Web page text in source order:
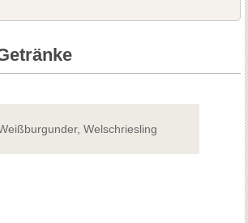
Welschriesling